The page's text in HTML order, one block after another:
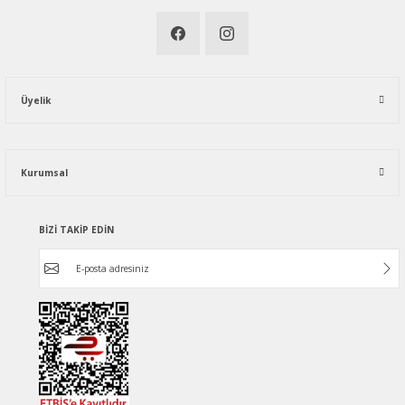
Üyelik
Kurumsal
BİZİ TAKİP EDİN